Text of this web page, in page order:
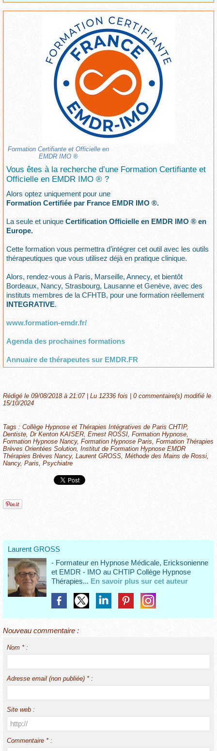
Formation Certifiante et Officielle en
EMDR IMO ®
Vous êtes à la recherche d’une Formation Certifiante et
Officielle en EMDR IMO ® ?
Alors optez uniquement pour une
Formation Certifiée par France EMDR IMO ®.
La seule et unique Certification Officielle en EMDR IMO ® en
Europe.
Cette formation vous permettra d’intégrer cet outil avec les outils
thérapeutiques que vous utilisez déjà en pratique clinique.
Alors, rendez-vous à Paris, Marseille, Annecy, et bientôt
Bordeaux, Nancy, Strasbourg, Lausanne et Genève, avec des
instituts membres de la CFHTB, pour une formation réellement
INTEGRATIVE.
www.formation-emdr.fr/
Agenda des prochaines formations
Annuaire de thérapeutes sur EMDR.FR
Rédigé le 09/08/2018 à 21:07 | Lu 12336 fois | 0commentaire(s) modifié le
15/10/2024
Tags : Collège Hypnose et Thérapies Intégratives de Paris CHTIP,
Dentiste, Dr Kenton KAISER, Ernest ROSSI, Formation Hypnose,
Formation Hypnose Nancy, Formation Hypnose Paris, Formation Thérapies
Brèves Orientées Solution, Institut de Formation Hypnose EMDR
Thérapies Brèves Nancy, Laurent GROSS, Méthode des Mains de Rossi,
Nancy, Paris, Psychiatre
Laurent GROSS
- Formateur en Hypnose Médicale, Ericksonienne
et EMDR - IMO au CHTIP Collège Hypnose
Thérapies... En savoir plus sur cet auteur
Nouveau commentaire :
Nom * :
Adresse email (non publiée) * :
Site web :
Commentaire * :